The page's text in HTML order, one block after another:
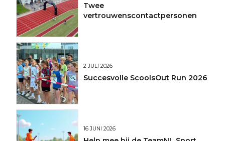
Twee
vertrouwenscontactpersonen
2 JULI 2026
Succesvolle ScoolsOut Run 2026
16 JUNI 2026